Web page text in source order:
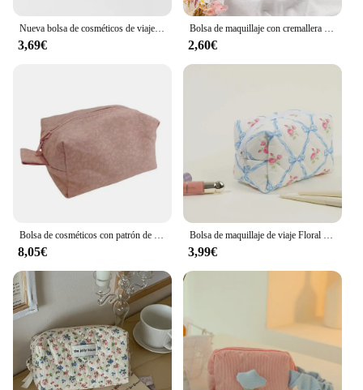
Nueva bolsa de cosméticos de viaje para mujer, bolsa de maquillaje de algodón impermeable portátil, bolsa de almacenamiento para el baño, artículos de tocador con estampado Floral Vintage
3,69€
Bolsa de maquillaje con cremallera serie Flower, bolsa de almacenamiento de viaje portátil para mujer, bolsa de lápiz labial de viaje, estuche de maquillaje, bolsas para brochas cosméticas
2,60€
Bolsa de cosméticos con patrón de flores de gran capacidad, bolsa de maquillaje, organizador de viaje, bolsa de aseo, bolsa de almacenamiento
8,05€
Bolsa de maquillaje de viaje Floral con lazo lindo, bolsa de aseo de algodón acolchada, bolsa de almacenamiento grande para mujeres y niñas
3,99€